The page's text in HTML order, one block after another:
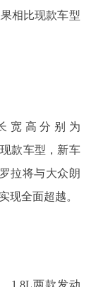
相比现款车型
宽高分别为
款车型，新车
拉将与大众朗
现全面超越。